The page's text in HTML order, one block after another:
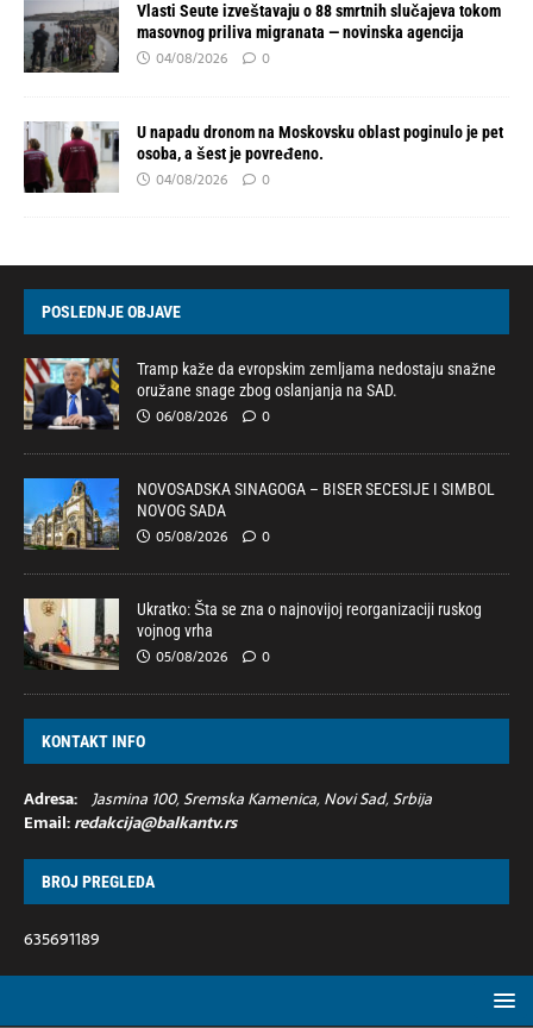
Vlasti Seute izveštavaju o 88 smrtnih slučajeva tokom
masovnog priliva migranata — novinska agencija
04/08/2026 0
U napadu dronom na Moskovsku oblast poginulo je pet
osoba, a šest je povređeno.
04/08/2026 0
POSLEDNJE OBJAVE
Tramp kaže da evropskim zemljama nedostaju snažne
oružane snage zbog oslanjanja na SAD.
06/08/2026 0
NOVOSADSKA SINAGOGA – BISER SECESIJE I SIMBOL
NOVOG SADA
05/08/2026 0
Ukratko: Šta se zna o najnovijoj reorganizaciji ruskog
vojnog vrha
05/08/2026 0
KONTAKT INFO
Adresa: Jasmina 100, Sremska Kamenica, Novi Sad, Srbija
Email:redakcija@balkantv.rs
BROJ PREGLEDA
635691189